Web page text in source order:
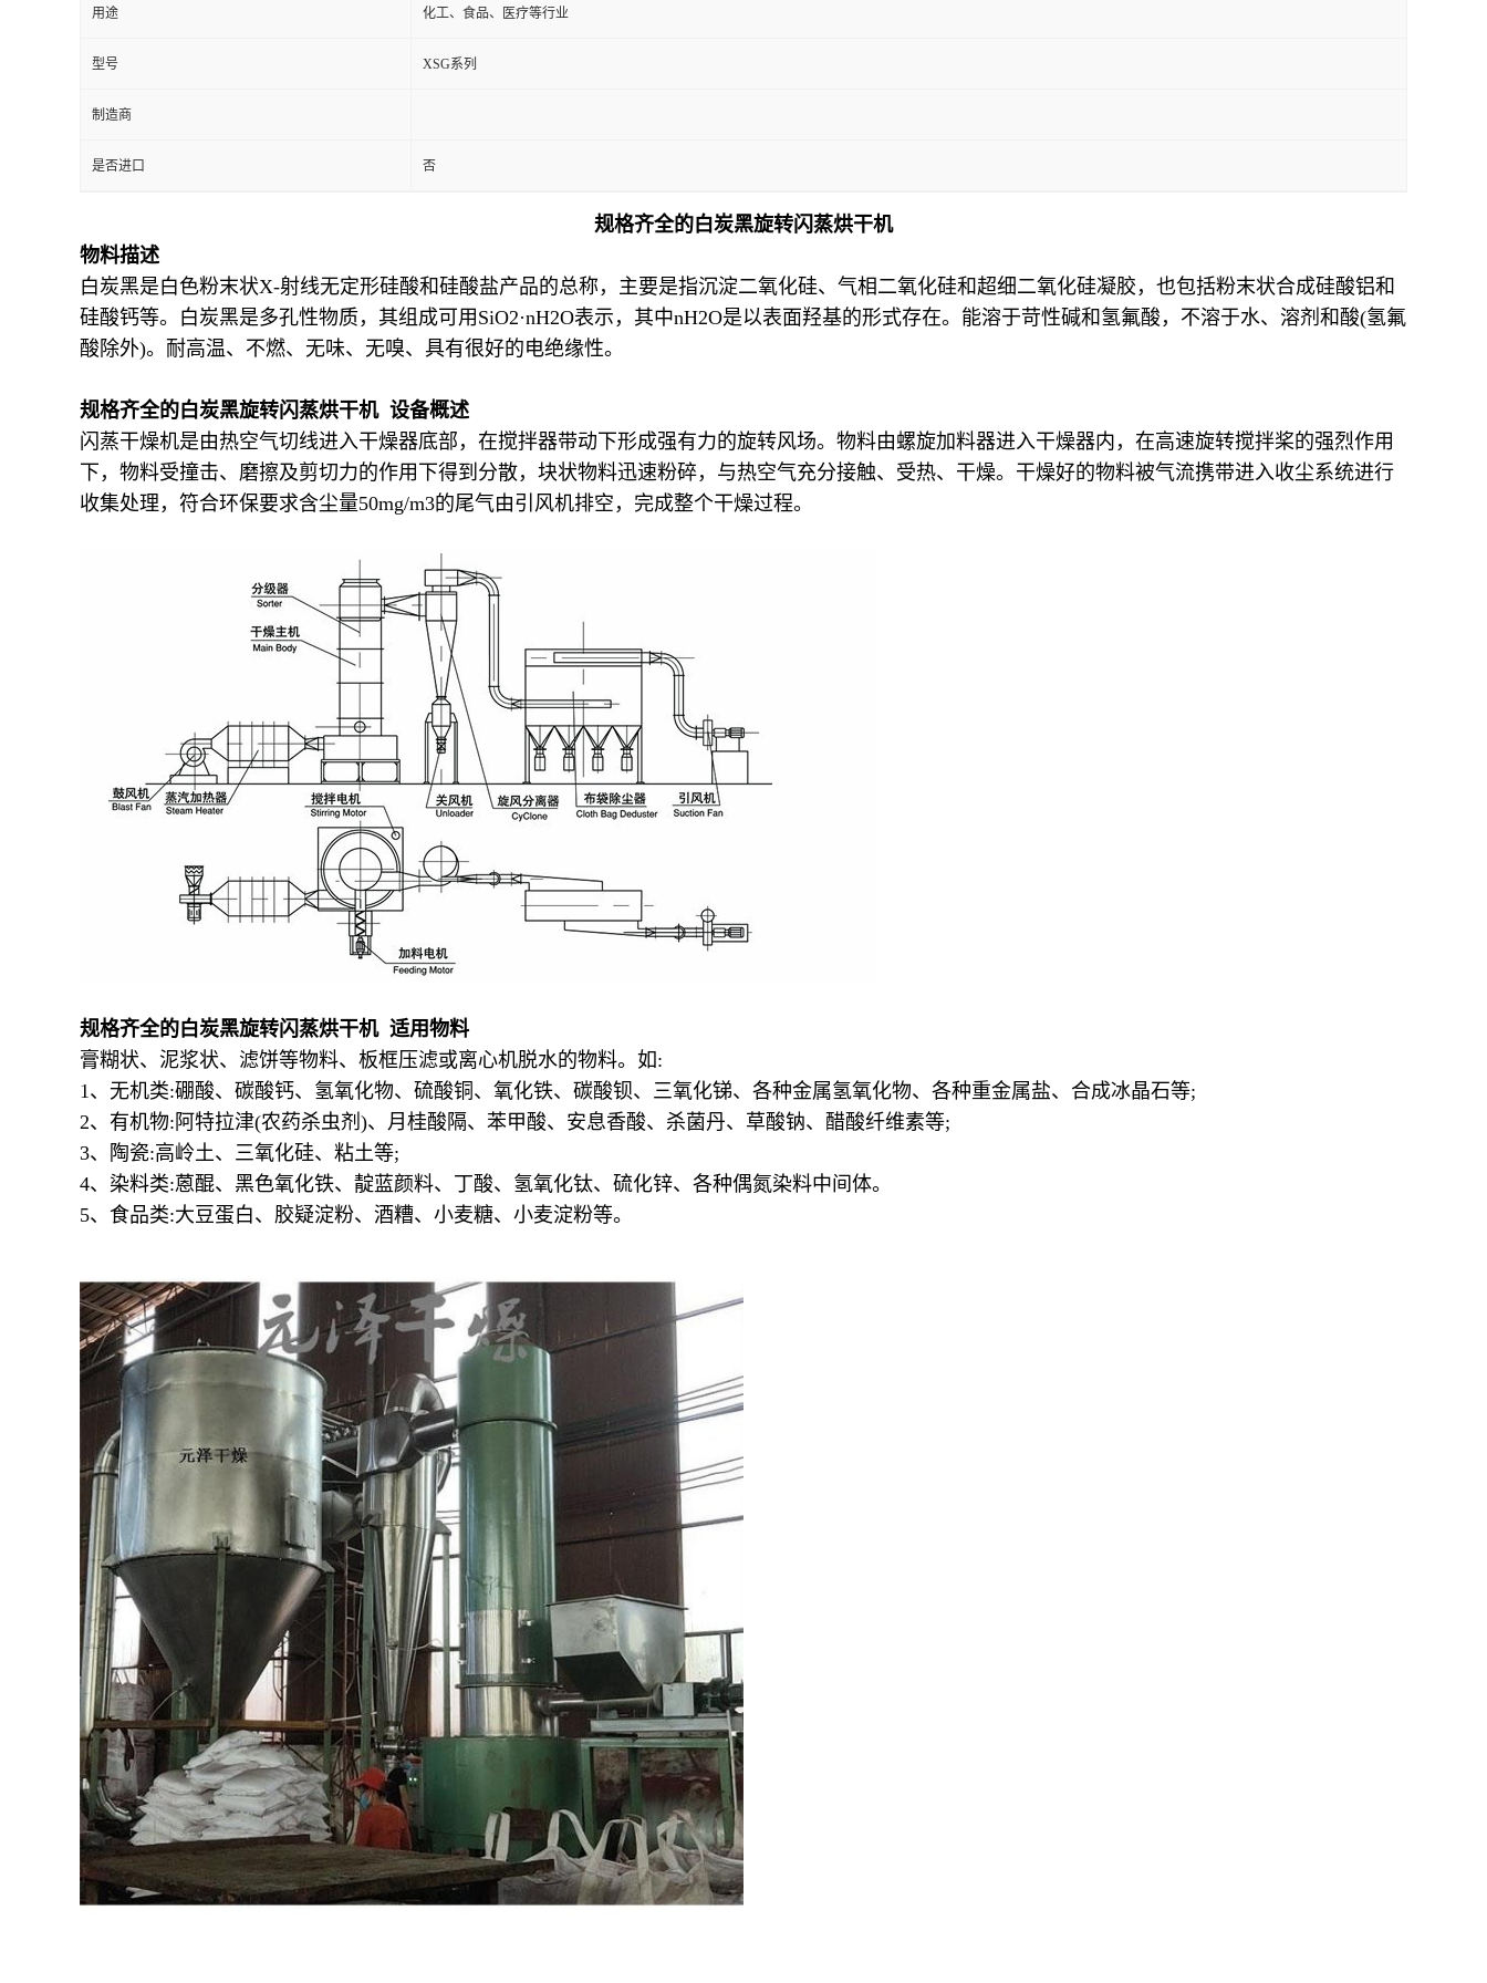
用途 化工、食品、医疗等行业
型号 XSG系列
制造商
是否进口 否
规格齐全的白炭黑旋转闪蒸烘干机
物料描述
白炭黑是白色粉末状X-射线无定形硅酸和硅酸盐产品的总称，主要是指沉淀二氧化硅、气相二氧化硅和超细二氧化硅凝胶，也包括粉末状合成硅酸铝和
硅酸钙等。白炭黑是多孔性物质，其组成可用SiO2·nH2O表示，其中nH2O是以表面羟基的形式存在。能溶于苛性碱和氢氟酸，不溶于水、溶剂和酸(氢氟
酸除外)。耐高温、不燃、无味、无嗅、具有很好的电绝缘性。
规格齐全的白炭黑旋转闪蒸烘干机 设备概述
闪蒸干燥机是由热空气切线进入干燥器底部，在搅拌器带动下形成强有力的旋转风场。物料由螺旋加料器进入干燥器内，在高速旋转搅拌桨的强烈作用
下，物料受撞击、磨擦及剪切力的作用下得到分散，块状物料迅速粉碎，与热空气充分接触、受热、干燥。干燥好的物料被气流携带进入收尘系统进行
收集处理，符合环保要求含尘量50mg/m3的尾气由引风机排空，完成整个干燥过程。
规格齐全的白炭黑旋转闪蒸烘干机 适用物料
膏糊状、泥浆状、滤饼等物料、板框压滤或离心机脱水的物料。如:
1、无机类:硼酸、碳酸钙、氢氧化物、硫酸铜、氧化铁、碳酸钡、三氧化锑、各种金属氢氧化物、各种重金属盐、合成冰晶石等;
2、有机物:阿特拉津(农药杀虫剂)、月桂酸隔、苯甲酸、安息香酸、杀菌丹、草酸钠、醋酸纤维素等;
3、陶瓷:高岭土、三氧化硅、粘土等;
4、染料类:蒽醌、黑色氧化铁、靛蓝颜料、丁酸、氢氧化钛、硫化锌、各种偶氮染料中间体。
5、食品类:大豆蛋白、胶疑淀粉、酒糟、小麦糖、小麦淀粉等。